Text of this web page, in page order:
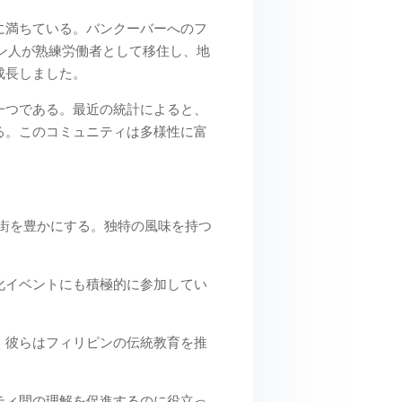
ちている。バンクーバーへのフ
人が熟練労働者として移住し、地
しました。
である。最近の統計によると、
このコミュニティは多様性に富
を豊かにする。独特の風味を持つ
ベントにも積極的に参加してい
らはフィリピンの伝統教育を推